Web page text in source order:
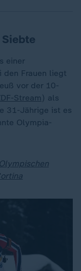
einer
den Frauen liegt
vor der 10-
Stream ) als
31-Jährige ist es
Olympia-